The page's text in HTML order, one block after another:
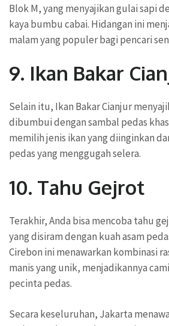
Blok M, yang menyajikan gulai sapi
kaya bumbu cabai. Hidangan ini
malam yang populer bagi pencari
9. Ikan Bakar
Selain itu, Ikan Bakar Cianjur
dibumbui dengan sambal pedas
memilih jenis ikan yang diinginkan
pedas yang menggugah selera.
10. Tahu Gejrot
Terakhir, Anda bisa mencoba tahu
yang disiram dengan kuah asam
Cirebon ini menawarkan kombinasi
manis yang unik, menjadikannya
pecinta pedas.
Secara keseluruhan, Jakarta